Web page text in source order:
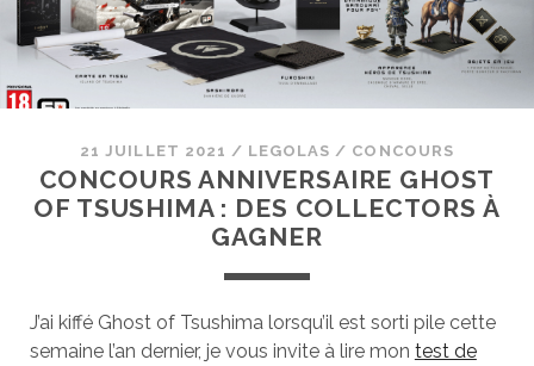
21 JUILLET 2021 / LEGOLAS / CONCOURS
CONCOURS ANNIVERSAIRE GHOST
OF TSUSHIMA : DES COLLECTORS À
GAGNER
J’ai kiffé Ghost of Tsushima lorsqu’il est sorti pile cette
semaine l’an dernier, je vous invite à lire mon test de